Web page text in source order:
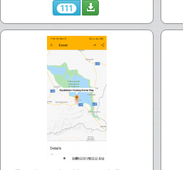
111